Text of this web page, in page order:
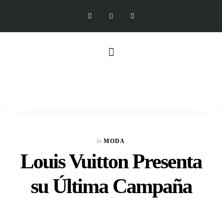
In MODA
Louis Vuitton Presenta
su Última Campaña